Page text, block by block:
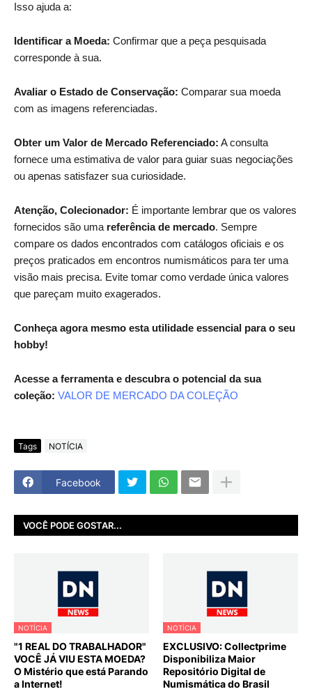
Isso ajuda a:
Identificar a Moeda: Confirmar que a peça pesquisada
corresponde à sua.
Avaliar o Estado de Conservação: Comparar sua moeda
com as imagens referenciadas.
Obter um Valor de Mercado Referenciado: A consulta
fornece uma estimativa de valor para guiar suas negociações
ou apenas satisfazer sua curiosidade.
Atenção, Colecionador: É importante lembrar que os valores
fornecidos são uma referência de mercado. Sempre
compare os dados encontrados com catálogos oficiais e os
preços praticados em encontros numismáticos para ter uma
visão mais precisa. Evite tomar como verdade única valores
que pareçam muito exagerados.
Conheça agora mesmo esta utilidade essencial para o seu
hobby!
Acesse a ferramenta e descubra o potencial da sua
coleção: VALOR DE MERCADO DA COLEÇÃO
Tags NOTÍCIA
Facebook
VOCÊ PODE GOSTAR...
NOTÍCIA
"1 REAL DO TRABALHADOR"
VOCÊ JÁ VIU ESTA MOEDA?
O Mistério que está Parando
a Internet!
NOTÍCIA
EXCLUSIVO: Collectprime
Disponibiliza Maior
Repositório Digital de
Numismática do Brasil